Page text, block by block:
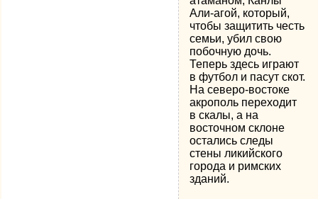
Али-агой, который,
чтобы защитить честь
семьи, убил свою
побочную дочь.
Теперь здесь играют
в футбол и пасут скот.
На северо-востоке
акрополь переходит
в скалы, а на
восточном склоне
остались следы
стены ликийского
города и римских
зданий.